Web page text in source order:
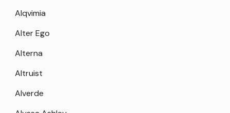
Alqvimia
Alter Ego
Alterna
Altruist
Alverde